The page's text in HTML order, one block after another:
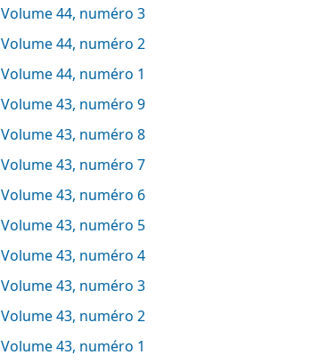
Volume 44, numéro 3
Volume 44, numéro 2
Volume 44, numéro 1
Volume 43, numéro 9
Volume 43, numéro 8
Volume 43, numéro 7
Volume 43, numéro 6
Volume 43, numéro 5
Volume 43, numéro 4
Volume 43, numéro 3
Volume 43, numéro 2
Volume 43, numéro 1